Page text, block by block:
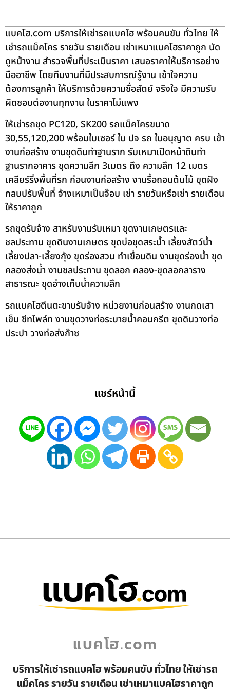
แบคโฮ.com บริการให้เช่ารถแบคโฮ พร้อมคนขับ ทั่วไทย ให้
เช่ารถแม็คโคร รายวัน รายเดือน เช่าเหมาแบคโฮราคาถูก นัด
ดูหน้างาน สำรวจพื้นที่ประเมินราคา เสนอราคาให้บริการอย่าง
มืออาชีพ โดยทีมงานที่มีประสบการณ์รู้งาน เข้าใจความ
ต้องการลูกค้า ให้บริการด้วยความซื่อสัตย์ จริงใจ มีความรับ
ผิดชอบต่องานทุกงาน ในราคาไม่แพง
ให้เช่ารถขุด PC120, SK200 รถแม็คโครขนาด
30,55,120,200 พร้อมใบเซอร์ ใบ ปจ รถ ใบอนุญาต ครบ เข้า
งานก่อสร้าง งานขุดดินทำฐานราก รับเหมาเปิดหน้าดินทำ
ฐานรากอาคาร ขุดความลึก 3เมตร ถึง ความลึก 12 เมตร
เคลียร์ริ่งพื้นที่รก ก่อนงานก่อสร้าง งานรื้อถอนต้นไม้ ขุดฝัง
กลบปรับพื้นที่ จ้างเหมาเป็นจ๊อบ เช่า รายวันหรือเช่า รายเดือน
ให้ราคาถูก
รถขุดรับจ้าง สาหรับงานรับเหมา ขุดงานเกษตรและ
ชลประทาน ขุดดินงานเกษตร ขุดบ่อขุดสระน้ำ เลี้ยงสัตว์น้ำ
เลี้ยงปลา-เลี้ยงกุ้ง ขุดร่องสวน ทำเขื่อนดิน งานขุดร่องน้ำ ขุด
คลองส่งน้ำ งานชลประทาน ขุดลอก คลอง-ขุดลอกลาราง
สาธารณะ ขุดอ่างเก็บน้ำความลึก
รถแบคโฮตีนตะขาบรับจ้าง หน่วยงานก่อนสร้าง งานกดเสา
เข็ม ชีทไพล์ท งานขุดวางท่อระบายน้ำคอนกรีต ขุดดินวางท่อ
ประปา วางท่อส่งก๊าซ
แชร์หน้านี้
แบคโฮ.com
บริการให้เช่ารถแบคโฮ พร้อมคนขับ ทั่วไทย ให้เช่ารถ
แม็คโคร รายวัน รายเดือน เช่าเหมาแบคโฮราคาถูก